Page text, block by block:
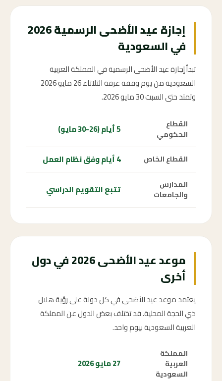
إجازة عيد الأضحى الرسمية 2026
في السعودية
تبدأ إجازة عيد الأضحى الرسمية في المملكة العربية
السعودية من يوم وقفة عرفة الثلاثاء 26 مايو 2026
وتمتد حتى السبت 30 مايو 2026.
القطاع
الحكومي
5 أيام (26-30 مايو)
القطاع الخاص 4 أيام وفق نظام العمل
المدارس
والجامعات
تتبع التقويم الدراسي
موعد عيد الأضحى 2026 في دول
أخرى
يعتمد موعد عيد الأضحى في كل دولة على رؤية هلال
ذي الحجة المحلية. قد تختلف بعض الدول عن المملكة
العربية السعودية بيوم واحد.
المملكة
العربية
السعودية
27 مايو 2026